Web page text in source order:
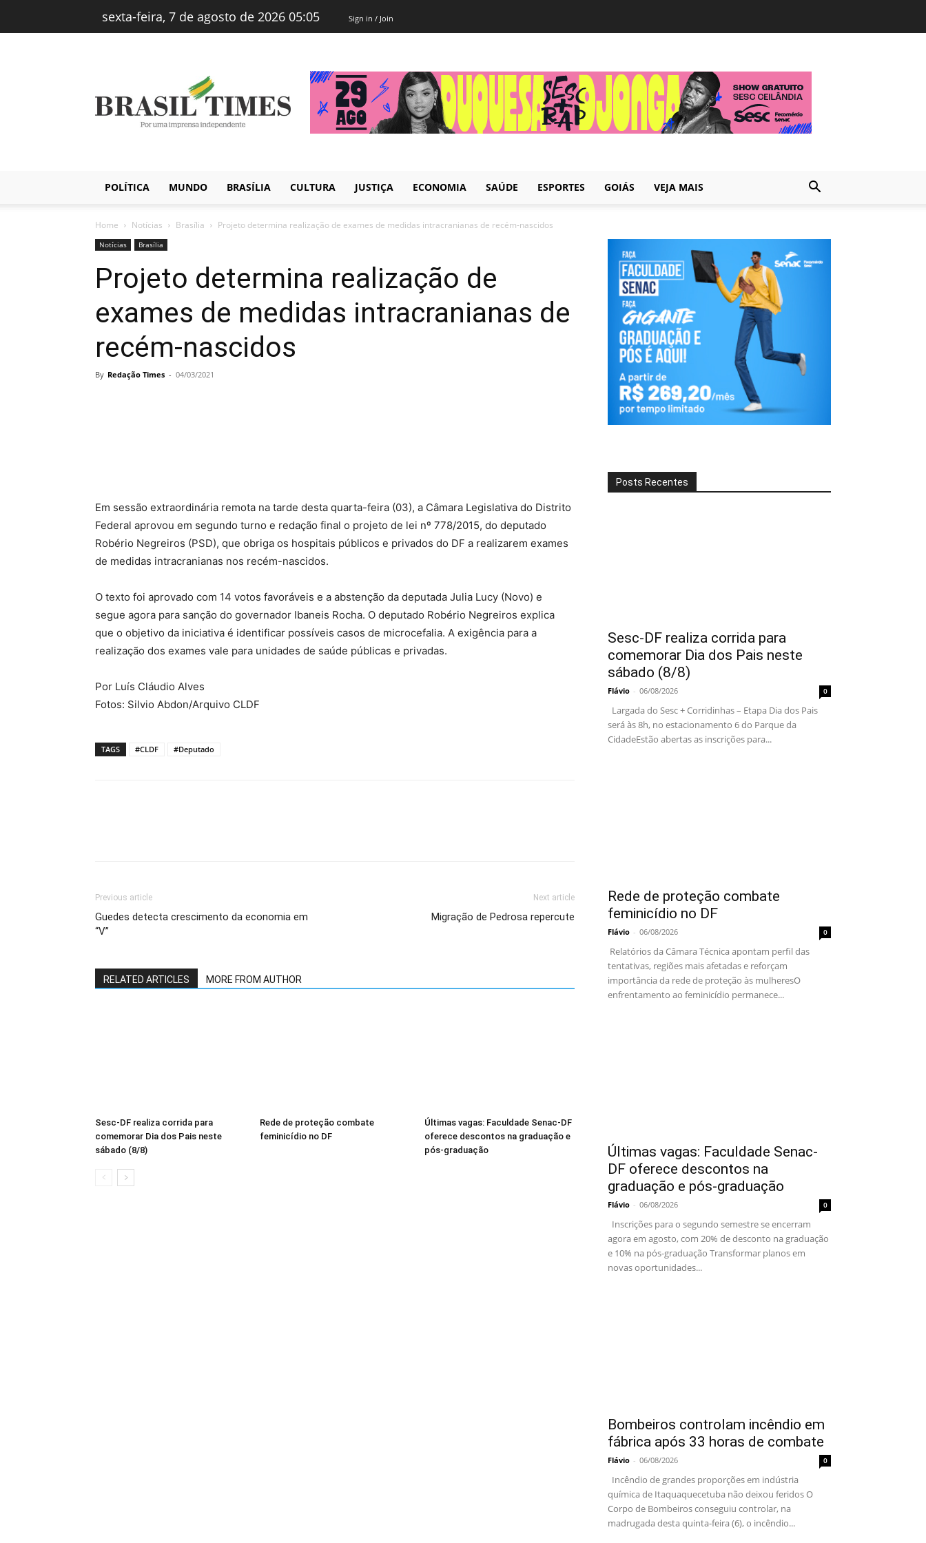
sexta-feira, 7 de agosto de 2026 05:05 Sign in / Join
Brasiltimes
–
Notícias
POLÍTICA MUNDO BRASÍLIA CULTURA JUSTIÇA ECONOMIA SAÚDE ESPORTES GOIÁS VEJA MAIS
Home Notícias Brasília Projeto determina realização de exames de medidas intracranianas de recém-nascidos
Notícias Brasília
Projeto determina realização de
exames de medidas intracranianas de
recém-nascidos
By Redação Times - 04/03/2021
Em sessão extraordinária remota na tarde desta quarta-feira (03), a Câmara Legislativa do Distrito
Federal aprovou em segundo turno e redação final o projeto de lei nº 778/2015, do deputado
Robério Negreiros (PSD), que obriga os hospitais públicos e privados do DF a realizarem exames
de medidas intracranianas nos recém-nascidos.
O texto foi aprovado com 14 votos favoráveis e a abstenção da deputada Julia Lucy (Novo) e
segue agora para sanção do governador Ibaneis Rocha. O deputado Robério Negreiros explica
que o objetivo da iniciativa é identificar possíveis casos de microcefalia. A exigência para a
realização dos exames vale para unidades de saúde públicas e privadas.
Por Luís Cláudio Alves
Fotos: Silvio Abdon/Arquivo CLDF
TAGS #CLDF #Deputado
Previous article
Guedes detecta crescimento da economia em
“V”
Next article
Migração de Pedrosa repercute
RELATED ARTICLES MORE FROM AUTHOR
Sesc-DF realiza corrida para
comemorar Dia dos Pais neste
sábado (8/8)
Rede de proteção combate
feminicídio no DF
Últimas vagas: Faculdade Senac-DF
oferece descontos na graduação e
pós-graduação
Posts Recentes
Sesc-DF realiza corrida para
comemorar Dia dos Pais neste
sábado (8/8)
Flávio - 06/08/2026 0
Largada do Sesc + Corridinhas – Etapa Dia dos Pais
será às 8h, no estacionamento 6 do Parque da
CidadeEstão abertas as inscrições para...
Rede de proteção combate
feminicídio no DF
Flávio - 06/08/2026 0
Relatórios da Câmara Técnica apontam perfil das
tentativas, regiões mais afetadas e reforçam
importância da rede de proteção às mulheresO
enfrentamento ao feminicídio permanece...
Últimas vagas: Faculdade Senac-
DF oferece descontos na
graduação e pós-graduação
Flávio - 06/08/2026 0
Inscrições para o segundo semestre se encerram
agora em agosto, com 20% de desconto na graduação
e 10% na pós-graduação Transformar planos em
novas oportunidades...
Bombeiros controlam incêndio em
fábrica após 33 horas de combate
Flávio - 06/08/2026 0
Incêndio de grandes proporções em indústria
química de Itaquaquecetuba não deixou feridos O
Corpo de Bombeiros conseguiu controlar, na
madrugada desta quinta-feira (6), o incêndio...